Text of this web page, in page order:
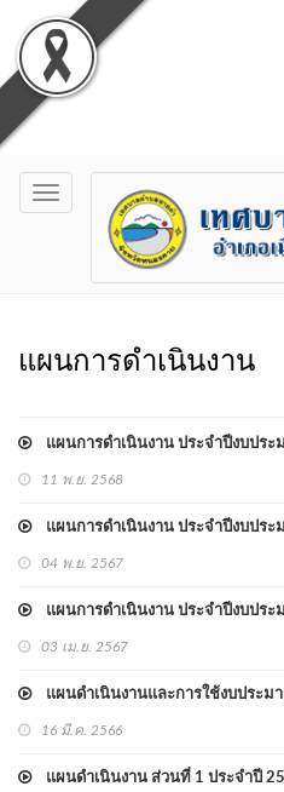
Toggle
navigation
แผนการดำเนินงาน
แผนการดำเนินงาน ประจำปีงบประ
11 พ.ย. 2568
แผนการดำเนินงาน ประจำปีงบประ
04 พ.ย. 2567
แผนการดำเนินงาน ประจำปีงบประ
03 เม.ย. 2567
แผนดำเนินงานและการใช้งบประม
16 มี.ค. 2566
แผนดำเนินงาน ส่วนที่ 1 ประจำปี